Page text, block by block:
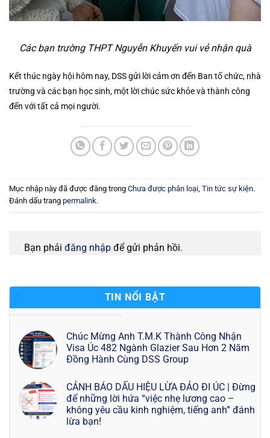
Các bạn trường THPT Nguyễn Khuyến vui vẻ nhận quà
Kết thúc ngày hội hôm nay, DSS gửi lời cảm ơn đến Ban tổ chức, nhà
trường và các bạn học sinh, một lời chúc sức khỏe và thành công
đến với tất cả mọi người.
Mục nhập này đã được đăng trong Chưa được phân loại, Tin tức sự kiện.
Đánh dấu trang permalink.
Bạn phải đăng nhập để gửi phản hồi.
TIN NỔI BẬT
Chúc Mừng Anh T.M.K Thành Công Nhận
Visa Úc 482 Ngành Glazier Sau Hơn 2 Năm
Đồng Hành Cùng DSS Group
CẢNH BÁO DẤU HIỆU LỪA ĐẢO ĐI ÚC | Đừng
để những lời hứa “việc nhẹ lương cao –
không yêu cầu kinh nghiệm, tiếng anh” đánh
lừa bạn!